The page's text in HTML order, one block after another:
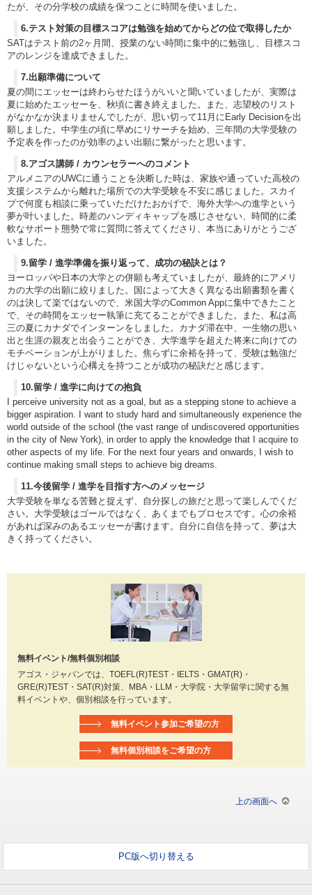
たが、その分学校の成績を保つことに時間を使いました。
6.テスト対策の目標スコアは勉強を始めてからどの位で取得したか
SATはテスト前の2ヶ月間、授業のない時間に集中的に勉強し、目標スコ
アのレンジを達成できました。
7.出願準備について
夏の間にエッセーは終わらせたほうがいいと聞いていましたが、実際は
夏に始めたエッセーを、秋頃に書き終えました。また、志望校のリスト
がなかなか決まりませんでしたが、思い切って11月にEarly Decisionを出
願しました。中学生の頃に早めにリサーチを始め、三年間の大学受験の
予定表を作ったのが効率のよい出願に繋がったと思います。
8.アゴス講師 / カウンセラーへのコメント
アルメニアのUWCに通うことを決断した時は、家族や通っていた高校の
支援システムから離れた場所での大学受験を不安に感じました。スカイ
プで何度も相談に乗っていただけたおかげで、海外大学への進学という
夢が叶いました。時差のハンディキャップを感じさせない、時間的に柔
軟なサポート態勢で常に質問に答えてくださり、本当にありがとうござ
いました。
9.留学 / 進学準備を振り返って、成功の秘訣とは？
ヨーロッパや日本の大学との併願も考えていましたが、最終的にアメリ
カの大学の出願に絞りました。国によって大きく異なる出願書類を書く
のは決して楽ではないので、米国大学のCommon Appに集中できたこと
で、その時間をエッセー執筆に充てることができました。また、私は高
三の夏にカナダでインターンをしました。カナダ滞在中、一生物の思い
出と生涯の親友と出会うことができ、大学進学を超えた将来に向けての
モチベーションが上がりました。焦らずに余裕を持って、受験は勉強だ
けじゃないという心構えを持つことが成功の秘訣だと感じます。
10.留学 / 進学に向けての抱負
I perceive university not as a goal, but as a stepping stone to achieve a
bigger aspiration. I want to study hard and simultaneously experience the
world outside of the school (the vast range of undiscovered opportunities
in the city of New York), in order to apply the knowledge that I acquire to
other aspects of my life. For the next four years and onwards, I wish to
continue making small steps to achieve big dreams.
11.今後留学 / 進学を目指す方へのメッセージ
大学受験を単なる苦難と捉えず、自分探しの旅だと思って楽しんでくだ
さい。大学受験はゴールではなく、あくまでもプロセスです。心の余裕
があれば深みのあるエッセーが書けます。自分に自信を持って、夢は大
きく持ってください。
無料イベント/無料個別相談
アゴス・ジャパンでは、TOEFL(R)TEST・IELTS・GMAT(R)・
GRE(R)TEST・SAT(R)対策、MBA・LLM・大学院・大学留学に関する無
料イベントや、個別相談を行っています。
無料イベント参加ご希望の方
無料個別相談をご希望の方
上の画面へ
PC版へ切り替える